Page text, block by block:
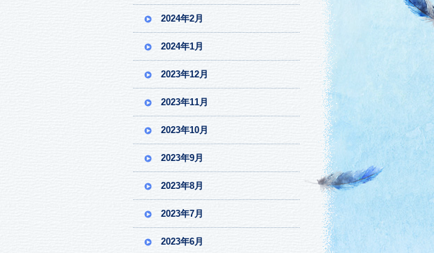
2024年2月
2024年1月
2023年12月
2023年11月
2023年10月
2023年9月
2023年8月
2023年7月
2023年6月